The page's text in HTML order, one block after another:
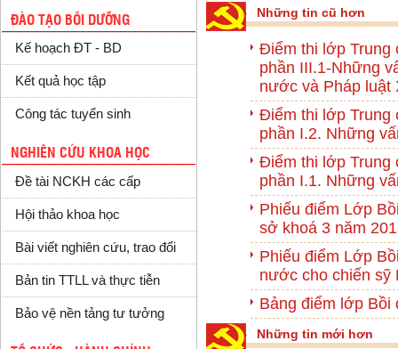
ĐÀO TẠO BỒI DƯỠNG
Kế hoạch ĐT - BD
Kết quả học tập
Công tác tuyển sinh
NGHIÊN CỨU KHOA HỌC
Đề tài NCKH các cấp
Hội thảo khoa học
Bài viết nghiên cứu, trao đổi
Bản tin TTLL và thực tiễn
Bảo vệ nền tảng tư tưởng
Những tin cũ hơn
Điểm thi lớp Trung
phần III.1-Những
nước và Pháp luật
Điểm thi lớp Trung
phần I.2. Những
Điểm thi lớp Trung
phần I.1. Những
Phiếu điểm Lớp
sở khoá 3 năm
Phiếu điểm Lớp
nước cho chiến sỹ
Bảng điểm lớp Bồi
Những tin mới hơn